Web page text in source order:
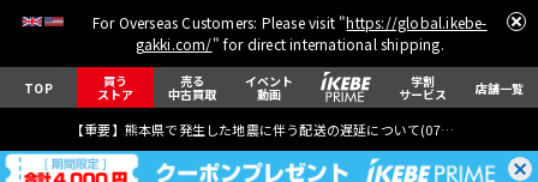
For Overseas Customers: Please visit "https://global.ikebe-
gakki.com/" for direct international shipping.
TOP 買う
ストア
売る
中古買取
イベント
動画
学割
サービス 店舗一覧
【重要】熊本県で発生した地震に伴う配送の遅延について(07月29日